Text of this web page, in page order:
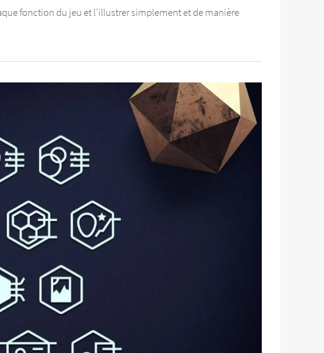
fonction du jeu et l’illustrer simplement et de manière